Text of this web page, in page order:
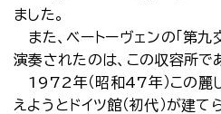
ました。
また、ベートーヴェンの「第九
演奏されたのは、この収容所で
1972年（昭和47年）この麗
えようとドイツ館（初代）が建